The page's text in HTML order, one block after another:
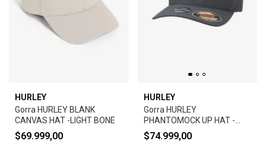
HURLEY
Gorra HURLEY BLANK
CANVAS HAT -LIGHT BONE
$69.999,00
HURLEY
Gorra HURLEY
PHANTOMOCK UP HAT -
BLACK
$74.999,00